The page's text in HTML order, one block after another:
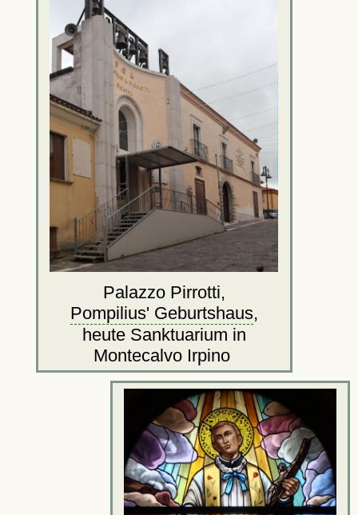
Palazzo Pirrotti,
Pompilius' Geburtshaus,
heute Sanktuarium in
Montecalvo Irpino